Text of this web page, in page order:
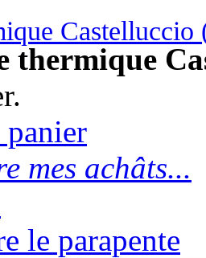
Castelluccio
thermique
mes achâts...
le parapente